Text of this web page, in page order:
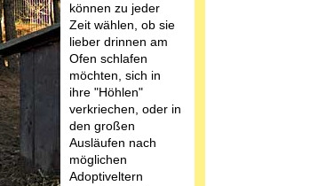
können zu jeder
Zeit wählen, ob sie
lieber drinnen am
Ofen schlafen
möchten, sich in
ihre "Höhlen"
verkriechen, oder in
den großen
Ausläufen nach
möglichen
Adoptiveltern